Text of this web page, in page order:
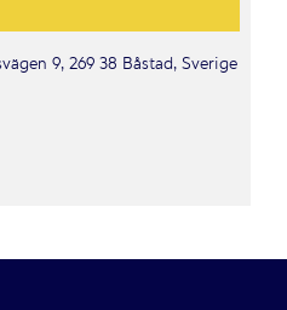
9, 269 38 Båstad, Sverige